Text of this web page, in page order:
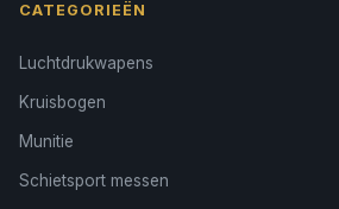
CATEGORIEËN
Luchtdrukwapens
Kruisbogen
Munitie
Schietsport messen